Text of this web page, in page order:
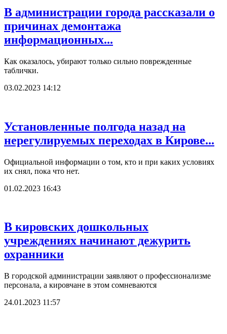
В администрации города рассказали о
причинах демонтажа
информационных...
Как оказалось, убирают только сильно поврежденные
таблички.
03.02.2023 14:12
Установленные полгода назад на
нерегулируемых переходах в Кирове...
Официальной информации о том, кто и при каких условиях
их снял, пока что нет.
01.02.2023 16:43
В кировских дошкольных
учреждениях начинают дежурить
охранники
В городской администрации заявляют о профессионализме
персонала, а кировчане в этом сомневаются
24.01.2023 11:57